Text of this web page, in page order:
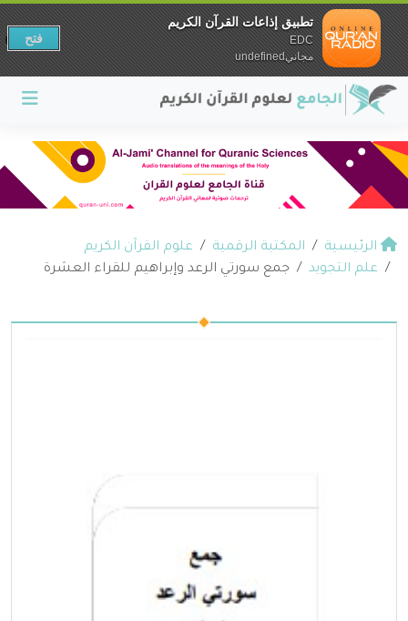
الرئيسية المكتبة الرقمية
علوم القرآن الكريم
علم التجويد
جمع سورتي الرعد وإبراهيم للقراء العشرة
تطبيق إذاعات القرآن الكريم
EDC
مجانيundefined
فتح